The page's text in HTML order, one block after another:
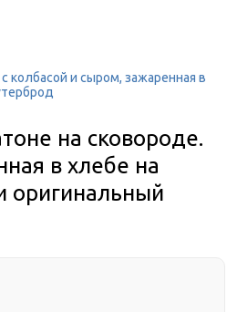
колбасой и сыром, зажаренная в
на сковороде.
в хлебе на
оригинальный